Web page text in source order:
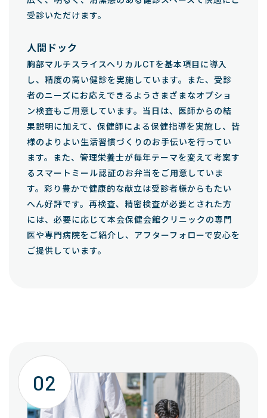
受診いただけます。
人間ドック
胸部マルチスライスヘリカルCTを基本項目に導入
し、精度の高い健診を実施しています。また、受診
者のニーズにお応えできるようさまざまなオプショ
ン検査もご用意しています。当日は、医師からの結
果説明に加えて、保健師による保健指導を実施し、皆
様のよりよい生活習慣づくりのお手伝いを行ってい
ます。また、管理栄養士が毎年テーマを変えて考案す
るスマートミール認証のお弁当をご用意していま
す。彩り豊かで健康的な献立は受診者様からもたい
へん好評です。再検査、精密検査が必要とされた方
には、必要に応じて本会保健会館クリニックの専門
医や専門病院をご紹介し、アフターフォローで安心を
ご提供しています。
02